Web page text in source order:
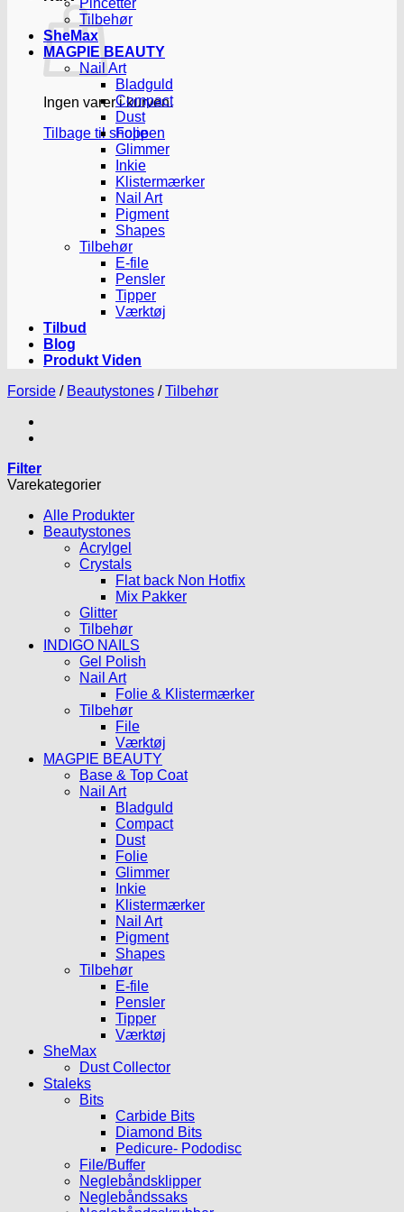
Ingen varer i kurven.
Tilbage til shoppen
Pincetter
Tilbehør
SheMax
MAGPIE BEAUTY
Nail Art
Bladguld
Compact
Dust
Folie
Glimmer
Inkie
Klistermærker
Nail Art
Pigment
Shapes
Tilbehør
E-file
Pensler
Tipper
Værktøj
Tilbud
Blog
Produkt Viden
Forside / Beautystones / Tilbehør
Filter
Varekategorier
Alle Produkter
Beautystones
Acrylgel
Crystals
Flat back Non Hotfix
Mix Pakker
Glitter
Tilbehør
INDIGO NAILS
Gel Polish
Nail Art
Folie & Klistermærker
Tilbehør
File
Værktøj
MAGPIE BEAUTY
Base & Top Coat
Nail Art
Bladguld
Compact
Dust
Folie
Glimmer
Inkie
Klistermærker
Nail Art
Pigment
Shapes
Tilbehør
E-file
Pensler
Tipper
Værktøj
SheMax
Dust Collector
Staleks
Bits
Carbide Bits
Diamond Bits
Pedicure- Pododisc
File/Buffer
Neglebåndsklipper
Neglebåndssaks